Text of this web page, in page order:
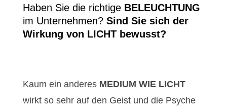
Haben Sie die richtige BELEUCHTUNG
im Unternehmen? Sind Sie sich der
Wirkung von LICHT bewusst?
Kaum ein anderes MEDIUM WIE LICHT
wirkt so sehr auf den Geist und die Psyche